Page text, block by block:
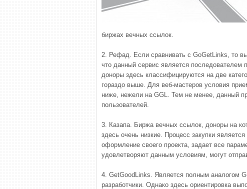
биржах вечных ссылок.
2. Рефад. Если сравнивать с GoGetLinks, то
что данный сервис является
доноры здесь классифицируются на две
гораздо выше. Для веб-мастеров условия
ниже, нежели на GGL. Тем не менее, данный
пользователей.
3. Казапа. Биржа вечных ссылок, доноры на
здесь очень низкие. Процесс закупки
оформление своего проекта, задает все
удовлетворяют данным условиям, могут
4. GetGoodLinks. Является полным аналогом
разработчики. Однако здесь ориентировка